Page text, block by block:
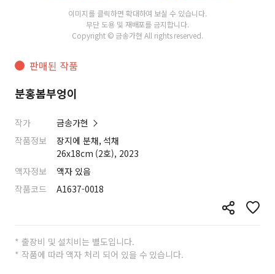
이미지를 클릭하면 확대하여 보실 수 있습니다.
무단 도용 및 재배포를 금지합니다.
Copyright © 금송가현 All rights reserved.
판매된 작품
분홍봄부엉이
작가
금송가현
작품정보
장지에 분채, 석채
26x18cm (2호), 2023
액자정보
액자 있음
작품코드
A1637-0018
* 출장비 및 설치비는 별도입니다.
* 작품에 따라 액자 처리 되어 있을 수 있습니다.